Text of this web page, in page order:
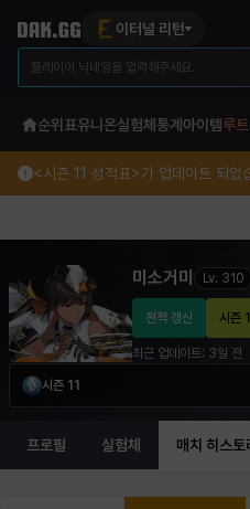
이터널 리턴
순위표유니온실험체 통계 아이템루트
<시즌 11 성적표>가 업데이트 되었
미소거미
Lv. 310
전적 갱신 시즌
최근 업데이트: 3일 전
시즌 11
프로필 실험체 매치 히스토